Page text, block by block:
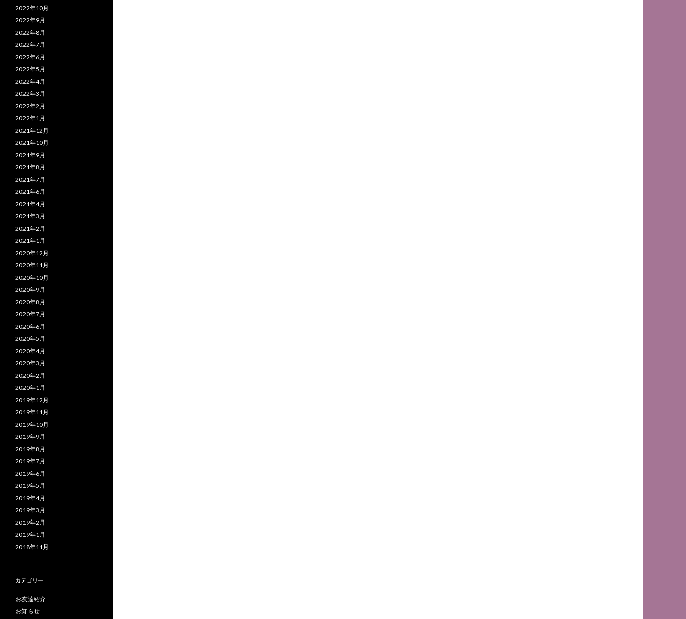
2022年10月
2022年9月
2022年8月
2022年7月
2022年6月
2022年5月
2022年4月
2022年3月
2022年2月
2022年1月
2021年12月
2021年10月
2021年9月
2021年8月
2021年7月
2021年6月
2021年4月
2021年3月
2021年2月
2021年1月
2020年12月
2020年11月
2020年10月
2020年9月
2020年8月
2020年7月
2020年6月
2020年5月
2020年4月
2020年3月
2020年2月
2020年1月
2019年12月
2019年11月
2019年10月
2019年9月
2019年8月
2019年7月
2019年6月
2019年5月
2019年4月
2019年3月
2019年2月
2019年1月
2018年11月
カテゴリー
お友達紹介
お知らせ